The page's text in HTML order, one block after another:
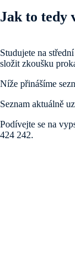
Jak to tedy
Studujete na
složit zkoušku
Níže přinášíme
Seznam aktuálně
Podívejte se na
424 242.